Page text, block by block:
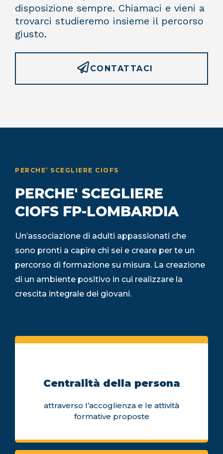
disposizione sempre. Chiamaci e vieni a
trovarci studieremo insieme il percorso
giusto.
CONTATTACI
PERCHE’ SCEGLIERE CIOFS
PERCHE' SCEGLIERE
CIOFS FP-LOMBARDIA
Un’associazione di adulti appassionati che
sono pronti a capire chi sei e creare per te un
percorso di formazione su misura. La creazione
di un ambiente positivo in cui realizzare la
crescita integrale dei giovani.
Centralità della persona
attraverso l’accoglienza e le attività
formative proposte